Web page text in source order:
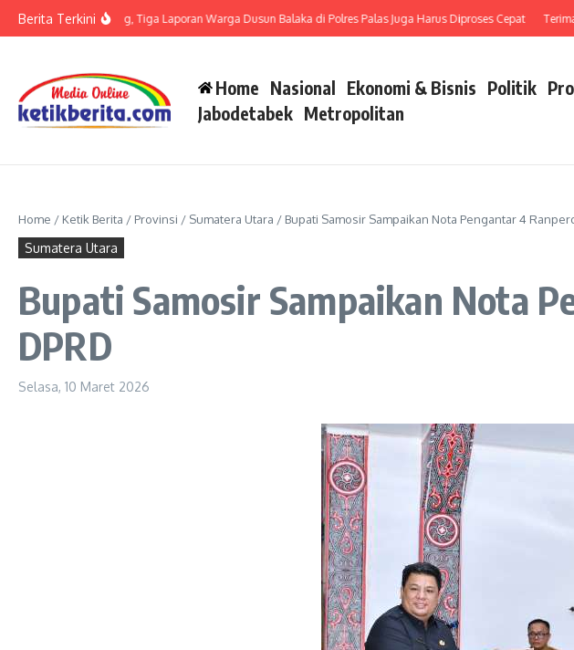
Berita Terkini
di Polsek Barteng, Tiga Laporan Warga Dusun Balaka di Polres Palas Juga Harus Diproses Cepat Terima Info
Home Nasional Ekonomi & Bisnis Politik
Jabodetabek Metropolitan
Home / Ketik Berita / Provinsi / Sumatera Utara / Bupati Samosir Sampaikan Nota Pengantar 4
Sumatera Utara
Bupati Samosir Sampaikan Nota
DPRD
Selasa, 10 Maret 2026